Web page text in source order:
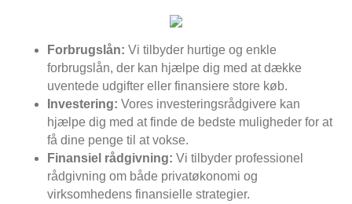
Forbrugslån: Vi tilbyder hurtige og enkle
forbrugslån, der kan hjælpe dig med at dække
uventede udgifter eller finansiere store køb.
Investering: Vores investeringsrådgivere kan
hjælpe dig med at finde de bedste muligheder for at
få dine penge til at vokse.
Finansiel rådgivning: Vi tilbyder professionel
rådgivning om både privatøkonomi og
virksomhedens finansielle strategier.